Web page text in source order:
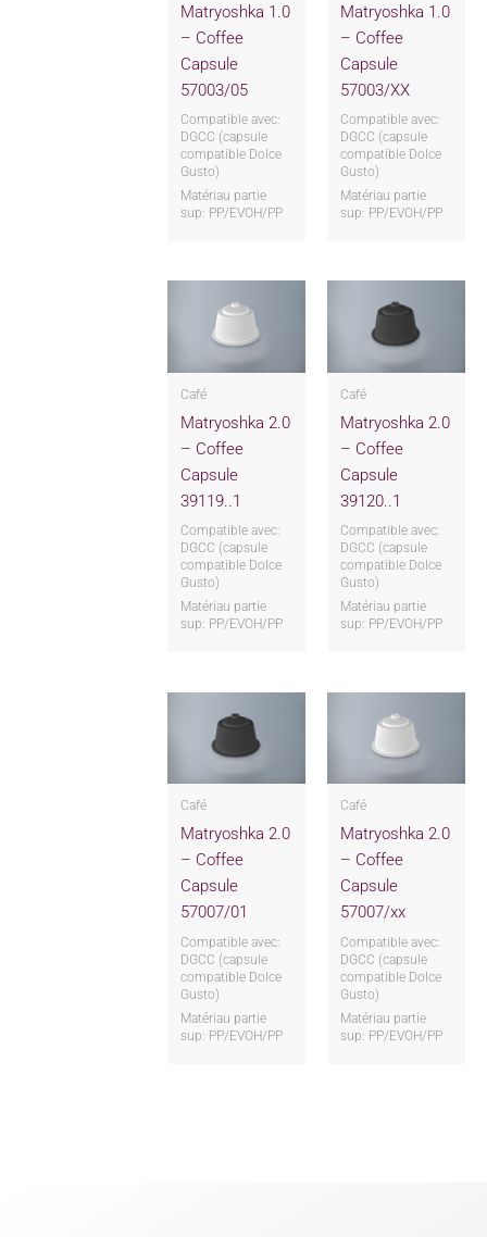
Matryoshka 1.0
– Coffee
Capsule
57003/05
Compatible avec:
DGCC (capsule
compatible Dolce
Gusto)
Matériau partie
sup: PP/EVOH/PP
Matryoshka 1.0
– Coffee
Capsule
57003/XX
Compatible avec:
DGCC (capsule
compatible Dolce
Gusto)
Matériau partie
sup: PP/EVOH/PP
Café
Matryoshka 2.0
– Coffee
Capsule
39119..1
Compatible avec:
DGCC (capsule
compatible Dolce
Gusto)
Matériau partie
sup: PP/EVOH/PP
Café
Matryoshka 2.0
– Coffee
Capsule
39120..1
Compatible avec:
DGCC (capsule
compatible Dolce
Gusto)
Matériau partie
sup: PP/EVOH/PP
Café
Matryoshka 2.0
– Coffee
Capsule
57007/01
Compatible avec:
DGCC (capsule
compatible Dolce
Gusto)
Matériau partie
sup: PP/EVOH/PP
Café
Matryoshka 2.0
– Coffee
Capsule
57007/xx
Compatible avec:
DGCC (capsule
compatible Dolce
Gusto)
Matériau partie
sup: PP/EVOH/PP